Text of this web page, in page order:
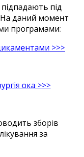
під
На даний момент
програмами:
>>>
ока >>>
зборів
лікування за